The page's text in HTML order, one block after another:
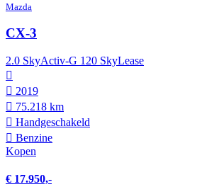
Mazda
CX-3
2.0 SkyActiv-G 120 SkyLease
2019
75.218 km
Hand­geschakeld
Benzine
Kopen
€ 17.950,-